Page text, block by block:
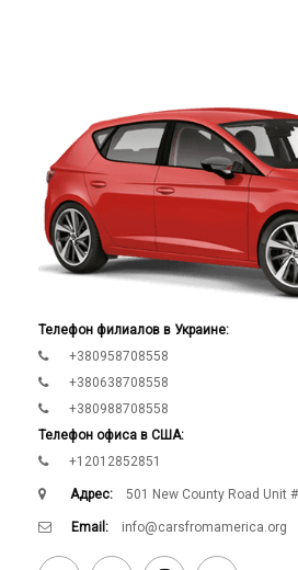
Телефон филиалов в Украине:
+380958708558
+380638708558
+380988708558
Телефон офиса в США:
+12012852851
Адрес: 501 New County Road Unit
Email: info@carsfromamerica.org